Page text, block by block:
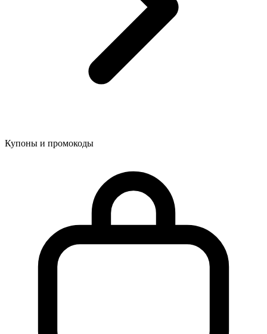
Купоны и промокоды